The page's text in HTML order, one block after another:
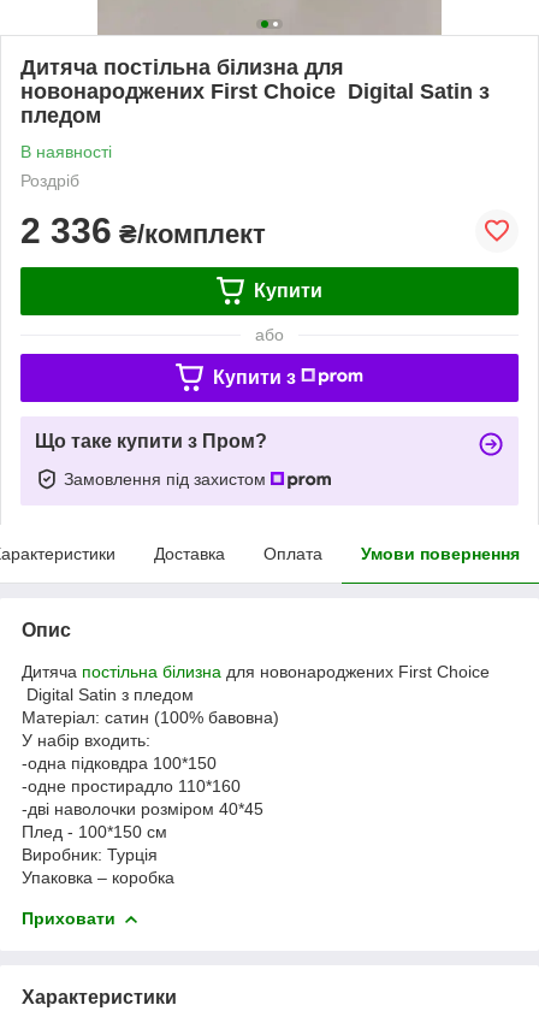
Дитяча постільна білизна для
новонароджених First Choice Digital Satin з
пледом
В наявності
Роздріб
2 336 ₴/комплект
Купити
або
Купити з
Що таке купити з Пром?
Замовлення під захистом
Доставка Оплата Умови повернення
Опис
Дитяча постільна білизна для новонароджених First Choice
Digital Satin з пледом
Матеріал: сатин (100% бавовна)
У набір входить:
-одна підковдра 100*150
-одне простирадло 110*160
-дві наволочки розміром 40*45
Плед - 100*150 см
Виробник: Турція
Упаковка – коробка
Приховати
Характеристики